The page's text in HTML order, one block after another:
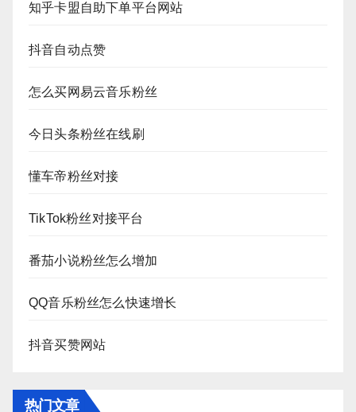
知乎卡盟自助下单平台网站
抖音自动点赞
怎么买网易云音乐粉丝
今日头条粉丝在线刷
懂车帝粉丝对接
TikTok粉丝对接平台
番茄小说粉丝怎么增加
QQ音乐粉丝怎么快速增长
抖音买赞网站
热门文章